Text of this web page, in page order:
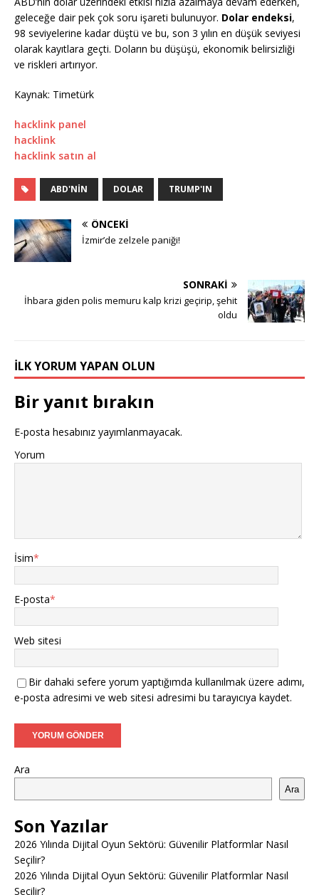
geleceğe dair pek çok soru işareti bulunuyor. Dolar endeksi,
98 seviyelerine kadar düştü ve bu, son 3 yılın en düşük seviyesi
olarak kayıtlara geçti. Doların bu düşüşü, ekonomik belirsizliği
ve riskleri artırıyor.
Kaynak: Timetürk
hacklink panel
hacklink
hacklink satın al
ABD'NIN DOLAR TRUMP'IN
ÖNCEKI
İzmir’de zelzele paniği!
SONRAKI
İhbara giden polis memuru kalp krizi geçirip, şehit
oldu
İLK YORUM YAPAN OLUN
Bir yanıt bırakın
E-posta hesabınız yayımlanmayacak.
Yorum
İsim*
E-posta*
Web sitesi
Bir dahaki sefere yorum yaptığımda kullanılmak üzere adımı,
e-posta adresimi ve web sitesi adresimi bu tarayıcıya kaydet.
Ara
Ara
Son Yazılar
2026 Yılında Dijital Oyun Sektörü: Güvenilir Platformlar Nasıl
Seçilir?
2026 Yılında Dijital Oyun Sektörü: Güvenilir Platformlar Nasıl
Seçilir?